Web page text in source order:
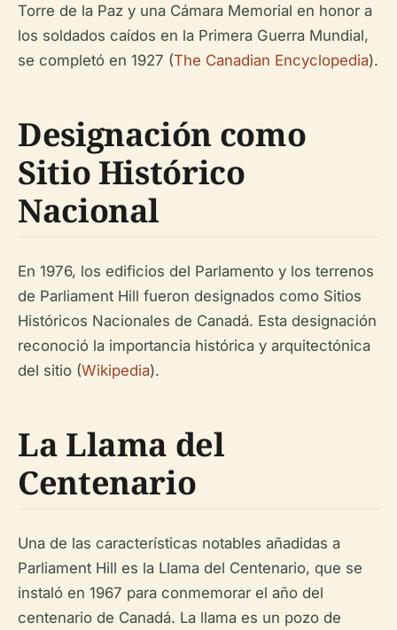
Torre de la Paz y una Cámara Memorial en honor a
los soldados caídos en la Primera Guerra Mundial,
se completó en 1927 (The Canadian Encyclopedia).
Designación como
Sitio Histórico
Nacional
En 1976, los edificios del Parlamento y los terrenos
de Parliament Hill fueron designados como Sitios
Históricos Nacionales de Canadá. Esta designación
reconoció la importancia histórica y arquitectónica
del sitio (Wikipedia).
La Llama del
Centenario
Una de las características notables añadidas a
Parliament Hill es la Llama del Centenario, que se
instaló en 1967 para conmemorar el año del
centenario de Canadá. La llama es un pozo de